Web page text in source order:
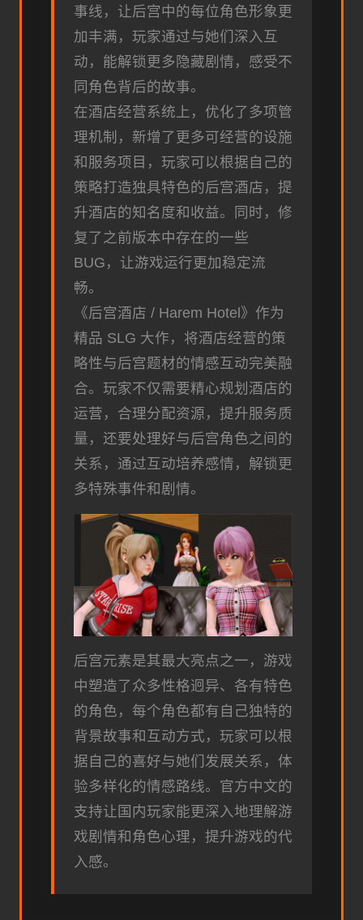
事线，让后宫中的每位角色形象更
加丰满，玩家通过与她们深入互
动，能解锁更多隐藏剧情，感受不
同角色背后的故事。
在酒店经营系统上，优化了多项管
理机制，新增了更多可经营的设施
和服务项目，玩家可以根据自己的
策略打造独具特色的后宫酒店，提
升酒店的知名度和收益。同时，修
复了之前版本中存在的一些
BUG，让游戏运行更加稳定流
畅。
《后宫酒店 / Harem Hotel》作为
精品 SLG 大作，将酒店经营的策
略性与后宫题材的情感互动完美融
合。玩家不仅需要精心规划酒店的
运营，合理分配资源，提升服务质
量，还要处理好与后宫角色之间的
关系，通过互动培养感情，解锁更
多特殊事件和剧情。
后宫元素是其最大亮点之一，游戏
中塑造了众多性格迥异、各有特色
的角色，每个角色都有自己独特的
背景故事和互动方式，玩家可以根
据自己的喜好与她们发展关系，体
验多样化的情感路线。官方中文的
支持让国内玩家能更深入地理解游
戏剧情和角色心理，提升游戏的代
入感。